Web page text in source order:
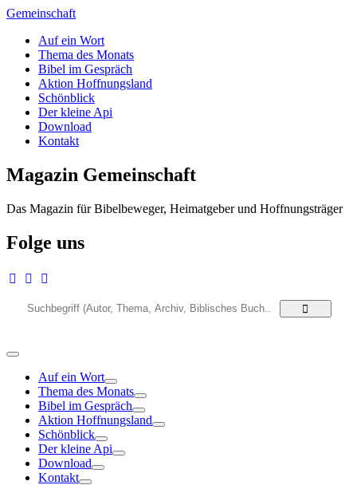
Zum
springen
Gemeinschaft
Auf ein Wort
Thema des Monats
Bibel im Gespräch
Aktion Hoffnungsland
Schönblick
Der kleine Api
Download
Kontakt
Magazin Gemeinschaft
Das Magazin für Bibelbeweger, Heimatgeber und Hoffnungsträger
Folge uns
Auf ein Wort
Thema des Monats
Bibel im Gespräch
Aktion Hoffnungsland
Schönblick
Der kleine Api
Download
Kontakt